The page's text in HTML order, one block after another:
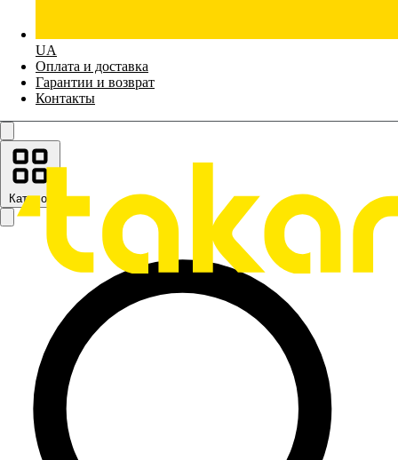
UA
Оплата и доставка
Гарантии и возврат
Контакты
Каталог